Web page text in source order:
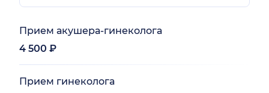
Прием акушера-гинеколога
4 500 ₽
Прием гинеколога